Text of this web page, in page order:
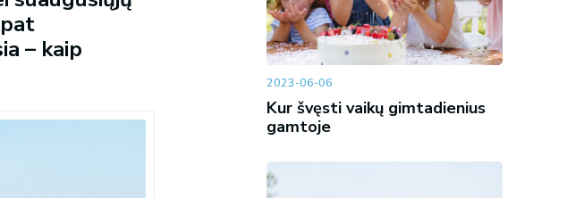
– kaip
2023-06-06
Kur švęsti vaikų gimtadienius
gamtoje